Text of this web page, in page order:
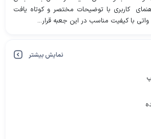
کاربری با توضیحات مختصر و کوتاه یافت
نمایش بیشتر